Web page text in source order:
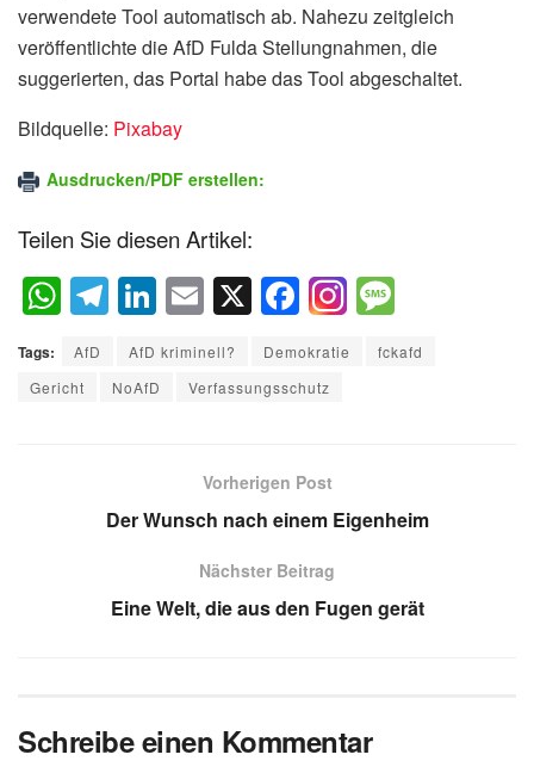
verwendete Tool automatisch ab. Nahezu zeitgleich
veröffentlichte die AfD Fulda Stellungnahmen, die
suggerierten, das Portal habe das Tool abgeschaltet.
Bildquelle: Pixabay
Ausdrucken/PDF erstellen:
Teilen Sie diesen Artikel:
W
h
at
s
T
el
e
gr
Li
n
k
e
E
m
ail
X F
a
c
e
o
o
k
e
ss
Tags: AfD AfD kriminell? Demokratie
fckafd
Gericht
NoAfD Verfassungsschutz
Vorherigen Post
Der Wunsch nach einem Eigenheim
Nächster Beitrag
Eine Welt, die aus den Fugen gerät
Schreibe einen Kommentar